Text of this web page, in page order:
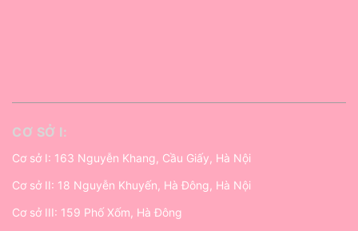
CƠ SỞ I:
Cơ sở I: 163 Nguyễn Khang, Cầu Giấy, Hà Nội
Cơ sở II: 18 Nguyễn Khuyến, Hà Đông, Hà Nội
Cơ sở III: 159 Phố Xốm, Hà Đông